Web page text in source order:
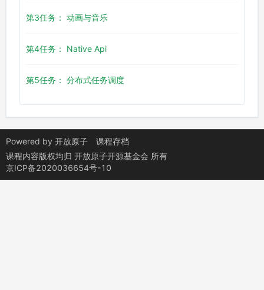
第3任务： 动画与音乐
第4任务： Native Api
第5任务： 分布式任务调度
Powered by 开放原子
课程存档
课程内容版权均归 开放原子开源基金会 所有
京ICP备2020036654号-10